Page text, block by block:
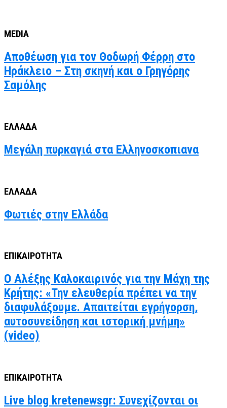
MEDIA
Αποθέωση για τον Θοδωρή Φέρρη στο
Ηράκλειο – Στη σκηνή και ο Γρηγόρης
Σαμόλης
ΕΛΛΑΔΑ
Μεγάλη πυρκαγιά στα Ελληνοσκοπιανα
ΕΛΛΑΔΑ
Φωτιές στην Ελλάδα
ΕΠΙΚΑΙΡΟΤΗΤΑ
Ο Αλέξης Καλοκαιρινός για την Μάχη της
Κρήτης: «Την ελευθερία πρέπει να την
διαφυλάξουμε. Απαιτείται εγρήγορση,
αυτοσυνείδηση και ιστορική μνήμη»
(video)
ΕΠΙΚΑΙΡΟΤΗΤΑ
Live blog kretenewsgr: Συνεχίζονται οι